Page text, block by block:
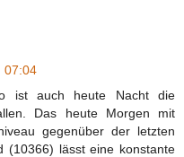
07:04
ist auch heute Nacht die
Das heute Morgen mit
gegenüber der letzten
(10366) lässt eine konstante